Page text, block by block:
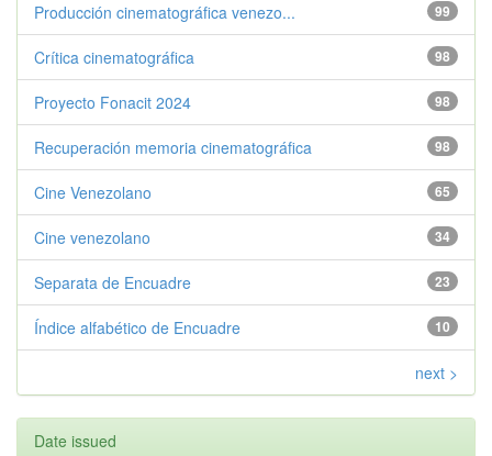
99
Producción cinematográfica venezo...
98
Crítica cinematográfica
98
Proyecto Fonacit 2024
98
Recuperación memoria cinematográfica
65
Cine Venezolano
34
Cine venezolano
23
Separata de Encuadre
10
Índice alfabético de Encuadre
next >
Date issued